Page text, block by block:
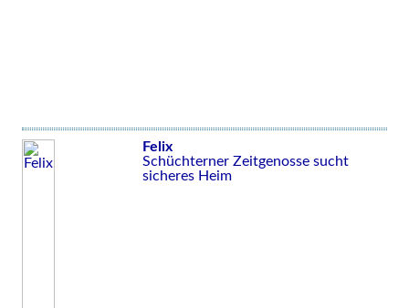
Felix
Schüchterner Zeitgenosse sucht
sicheres Heim